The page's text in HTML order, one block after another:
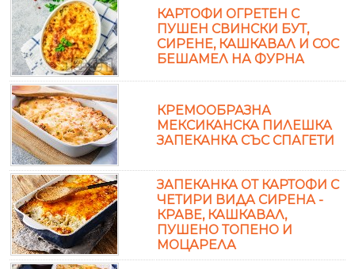
КАРТОФИ ОГРЕТЕН С
ПУШЕН СВИНСКИ БУТ,
СИРЕНЕ, КАШКАВАЛ И СОС
БЕШАМЕЛ НА ФУРНА
КРЕМООБРАЗНА
МЕКСИКАНСКА ПИЛЕШКА
ЗАПЕКАНКА СЪС СПАГЕТИ
ЗАПЕКАНКА ОТ КАРТОФИ С
ЧЕТИРИ ВИДА СИРЕНА -
КРАВЕ, КАШКАВАЛ,
ПУШЕНО ТОПЕНО И
МОЦАРЕЛА